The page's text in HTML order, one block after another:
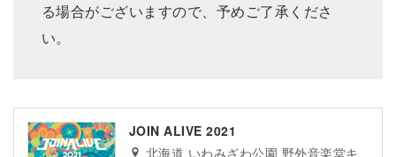
る場合がございますので、予めご了承くださ
い。
JOIN ALIVE 2021
北海道 いわみざわ公園 野外音楽堂キ